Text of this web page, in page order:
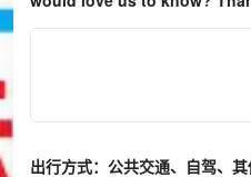
出行方式：公共交通、自驾、